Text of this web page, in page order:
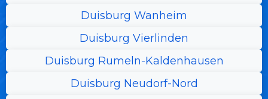
Duisburg Wanheim
Duisburg Vierlinden
Duisburg Rumeln-Kaldenhausen
Duisburg Neudorf-Nord